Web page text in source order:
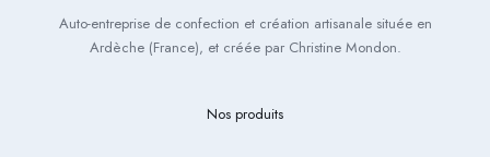
Auto-entreprise de confection et création artisanale située en
Ardèche (France), et créée par Christine Mondon.
Nos produits